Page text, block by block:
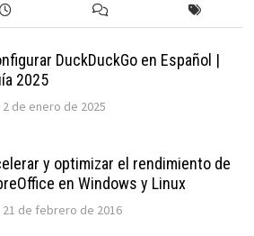
DuckDuckGo en Español |
2025
2 de enero de 2025
y optimizar el rendimiento de
en Windows y Linux
21 de febrero de 2016